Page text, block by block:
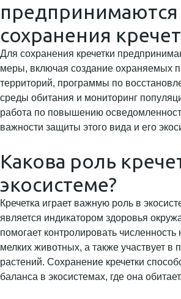
предпринимаются
сохранения
Для сохранения кречетки
меры, включая создание охраняемых
территорий, программы по
среды обитания и мониторинг
работа по повышению
важности защиты этого вида и его
Какова роль
экосистеме?
Кречетка играет важную роль в
является индикатором здоровья
помогает контролировать
мелких животных, а также участвует в
растений. Сохранение кречетки
баланса в экосистемах, где она обитает.